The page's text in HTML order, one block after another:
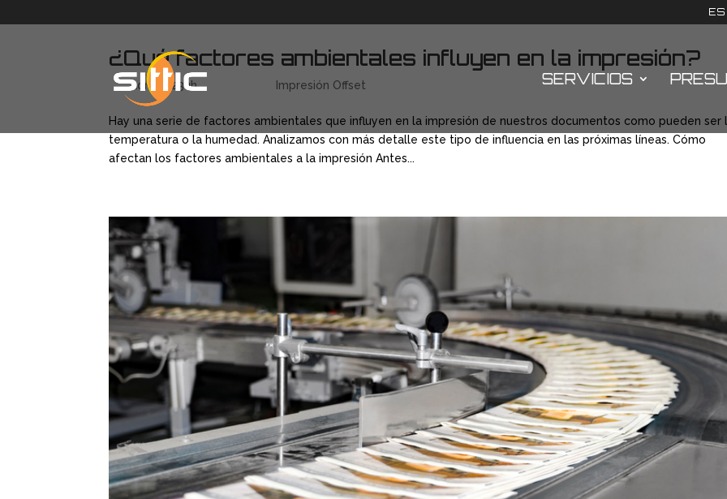
ES
SERVICIOS
¿Qué factores ambientales influyen en la impresión?
poradmino23uh|Jun 5, 2018 Impresión Offset
Hay una serie de factores ambientales que influyen en la impresión de nuestros documentos como pueden ser
temperatura o la humedad. Analizamos con más detalle este tipo de influencia en las próximas líneas. Cómo
afectan los factores ambientales a la impresión Antes...